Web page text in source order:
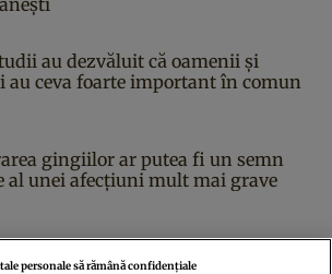
au dezvăluit că oamenii și
au ceva foarte important în comun
gingiilor ar putea fi un semn
al unei afecțiuni mult mai grave
tale personale să rămână confidențiale